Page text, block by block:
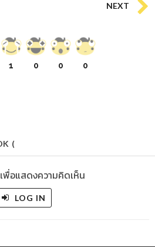
NEXT
1 0 0 0
(
พื่อแสดงความคิดเห็น
LOG IN